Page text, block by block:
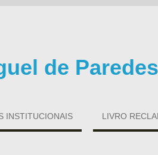
de Paredes
INSTITUCIONAIS LIVRO